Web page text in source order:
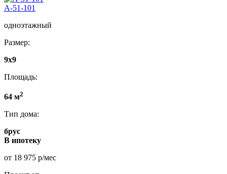
А-51-101
одноэтажный
Размер:
9x9
Площадь:
64 м2
Тип дома:
брус
В ипотеку
от 18 975 р/мес